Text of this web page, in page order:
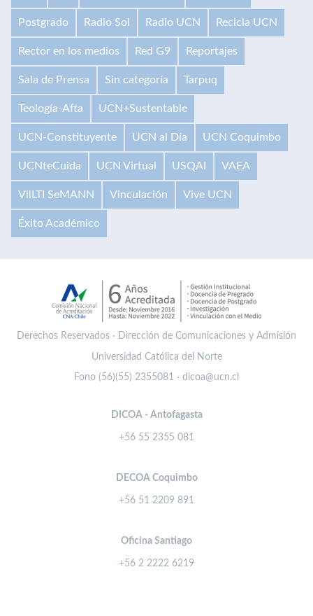
Postgrado Radio Sol Radio UCN Recicla UCN
Rector en los medios Red G9 Reportajes
Sala de Prensa Sin categoría Tarpuq
Teología-Afta UCN+Sustentable
UCN-Constituyente UCN al Día UCN Coquimbo
UCNteCuida UCN Virtual USQAI VAEA
VilLTI SeMANN Vinculación Vive UCN
Éxito Académico
Derechos Reservados · Dirección de Comunicaciones y Admisión
Universidad Católica del Norte
Fono (56)(55) 2355081 · dicoa@ucn.cl
DICOA - Antofagasta
+56 55 2355 081
DECOA Coquimbo
+56 51 2209 891
Oficina Santiago
+56 2 2222 6219